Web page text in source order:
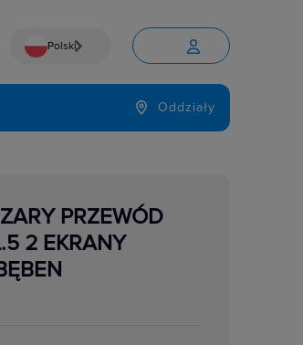
Polski
Język

Oddziały
PRZEWÓD
2 EKRANY